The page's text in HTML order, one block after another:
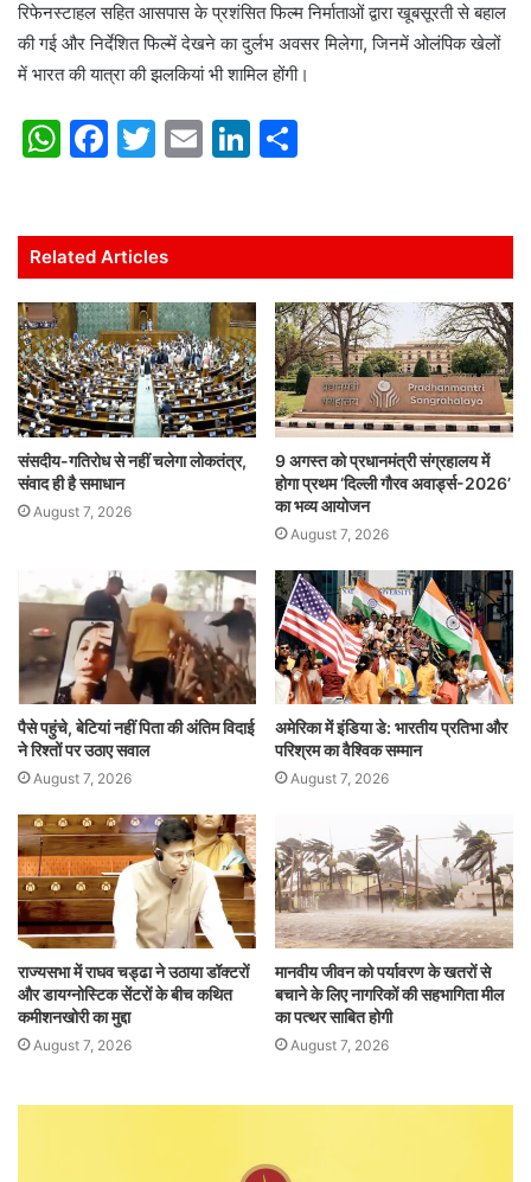
रिफेनस्टाहल सहित आसपास के प्रशंसित फिल्म निर्माताओं द्वारा खूबसूरती से बहाल
की गई और निर्देशित फिल्में देखने का दुर्लभ अवसर मिलेगा, जिनमें ओलंपिक खेलों
में भारत की यात्रा की झलकियां भी शामिल होंगी।
W
s
A
p
p
F
e
b
o
o
k
T
er
E
Li
dI
n
Related Articles
संसदीय-गतिरोध से नहीं चलेगा लोकतंत्र,
संवाद ही है समाधान
August 7, 2026
9 अगस्त को प्रधानमंत्री संग्रहालय में
होगा प्रथम ‘दिल्ली गौरव अवार्ड्स-2026’
का भव्य आयोजन
August 7, 2026
पैसे पहुंचे, बेटियां नहीं पिता की अंतिम विदाई
ने रिश्तों पर उठाए सवाल
August 7, 2026
अमेरिका में इंडिया डे: भारतीय प्रतिभा और
परिश्रम का वैश्विक सम्मान
August 7, 2026
राज्यसभा में राघव चड्ढा ने उठाया डॉक्टरों
और डायग्नोस्टिक सेंटरों के बीच कथित
कमीशनखोरी का मुद्दा
August 7, 2026
मानवीय जीवन को पर्यावरण के खतरों से
बचाने के लिए नागरिकों की सहभागिता मील
का पत्थर साबित होगी
August 7, 2026